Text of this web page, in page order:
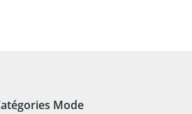
Mode